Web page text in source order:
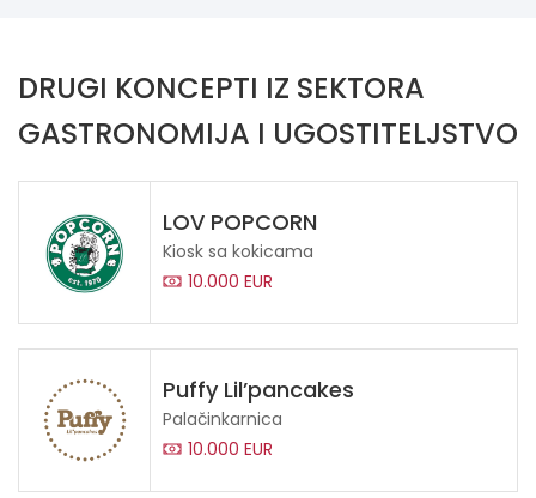
DRUGI KONCEPTI IZ SEKTORA
GASTRONOMIJA I UGOSTITELJSTVO
LOV POPCORN
Kiosk sa kokicama
10.000 EUR
Puffy Lil’pancakes
Palačinkarnica
10.000 EUR